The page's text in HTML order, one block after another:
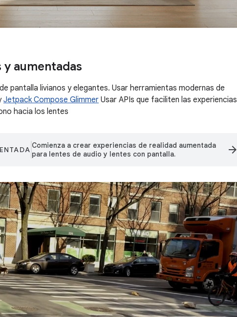
aumentadas
pantalla livianos y elegantes. Usar herramientas modernas de
Jetpack Compose Glimmer Usar APIs que faciliten las experiencias
hacia los lentes
Comienza a crear experiencias de realidad aumentada
para lentes de audio y lentes con pantalla.
arrow_forward